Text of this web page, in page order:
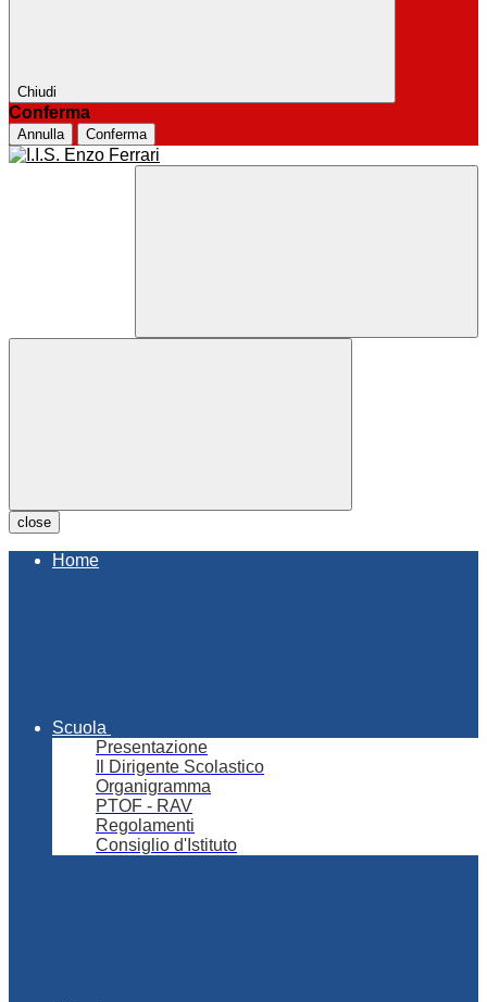
Chiudi
Conferma
Annulla Conferma
close
Home
Scuola
Presentazione
Il Dirigente Scolastico
Organigramma
PTOF - RAV
Regolamenti
Consiglio d'Istituto